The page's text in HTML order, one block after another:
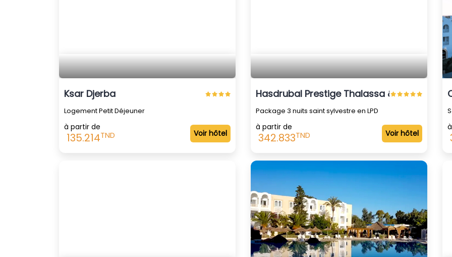
Ksar Djerba
Logement Petit Déjeuner
à partir de
135.214TND Voir hôtel
Hasdrubal Prestige Thalassa & Spa Djerba
Package 3 nuits saint sylvestre en LPD
à partir de
342.833TND Voir hôtel